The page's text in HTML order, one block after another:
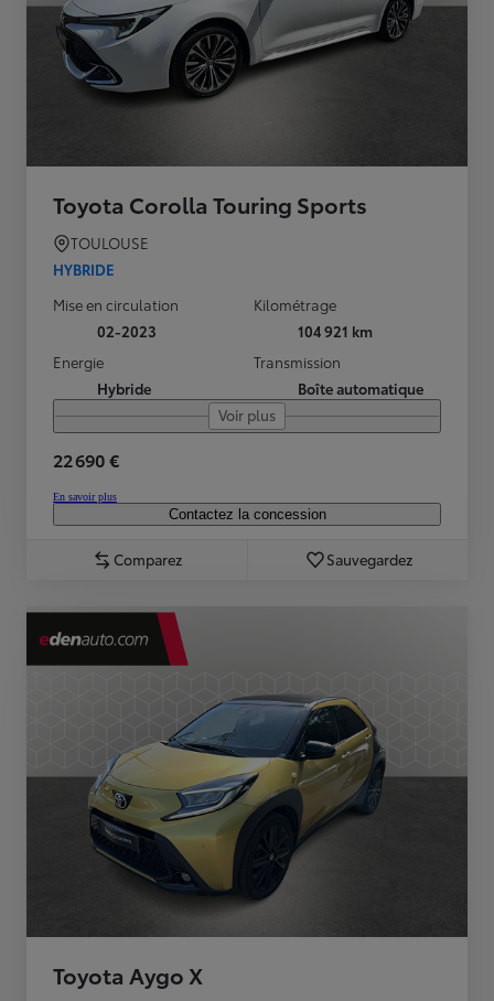
Toyota Corolla Touring Sports
TOULOUSE
HYBRIDE
Mise en circulation
02-2023
Kilométrage
104 921 km
Energie
Hybride
Transmission
Boîte automatique
Voir plus
22 690 €
En savoir plus
Contactez la concession
Comparez Sauvegardez
Toyota Aygo X